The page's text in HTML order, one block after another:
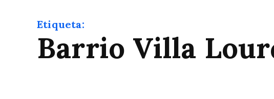
Etiqueta:
Barrio Villa